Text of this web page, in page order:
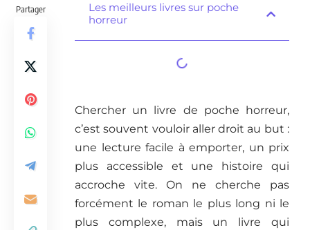
Partager
Les meilleurs livres sur poche
horreur
Chercher un livre de poche horreur,
c’est souvent vouloir aller droit au but :
une lecture facile à emporter, un prix
plus accessible et une histoire qui
accroche vite. On ne cherche pas
forcément le roman le plus long ni le
plus complexe, mais un livre qui